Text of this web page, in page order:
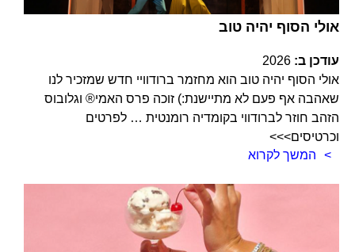
אולי הסוף יהיה טוב
עודכן ב: 2026
אולי הסוף יהיה טוב הוא מחזמר ברודוויי חדש שמזכיר לנו
שאהבה אף פעם לא מתיישנת:) זוכה פרס האמי® וגלובוס
הזהב חוזר לברודווי בקומדיה רומנטית … לפרטים
וכרטיסים>>>
המשך לקרוא